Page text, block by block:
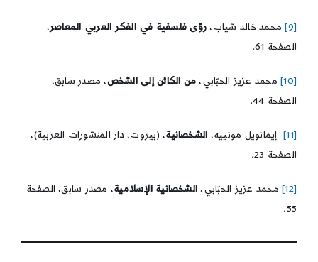
[9] محمد خالد شياب، رؤى فلسفية في الفكر العربي المعاصر،
الصفحة 61.
[10] محمد عزيز الحبّابي، من الكائن إلى الشخص، مصدر سابق،
الصفحة 44.
[11] إيمانويل مونييه، الشخصانية، (بيروت، دار المنشورات العربية)،
الصفحة 23.
[12] محمد عزيز الحبّابي، الشخصانية الإسلامية، مصدر سابق، الصفحة
55.